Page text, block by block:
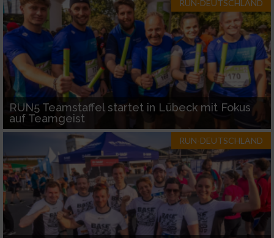
RUN-DEUTSCHLAND
RUN5 Teamstaffel startet in Lübeck mit Fokus
auf Teamgeist
RUN-DEUTSCHLAND